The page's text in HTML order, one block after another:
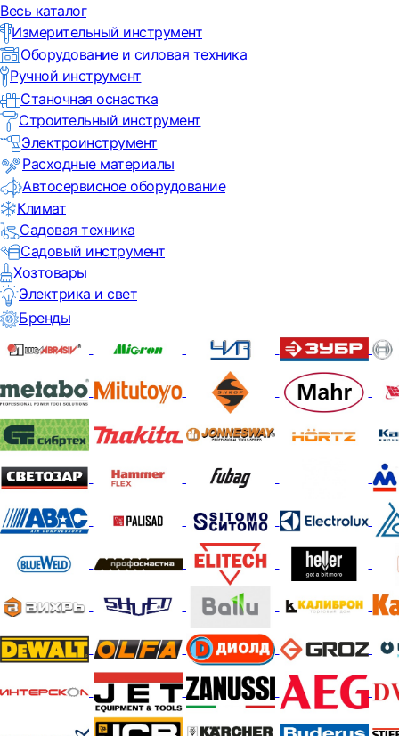
Весь каталог
Измерительный инструмент
Оборудование и силовая техника
Ручной инструмент
Станочная оснастка
Строительный инструмент
Электроинструмент
Расходные материалы
Автосервисное оборудование
Климат
Садовая техника
Садовый инструмент
Хозтовары
Электрика и свет
Бренды